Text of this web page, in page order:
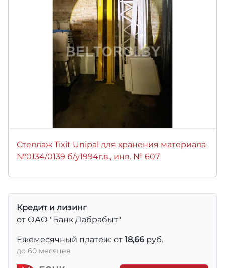
Стеллаж Tixit Unipal для хранения материала
№0134/0139 б/у1994г.в., инв. № 607
Кредит и лизинг
от ОАО "Банк Дабрабыт"
Ежемесячный платеж: от 18,66 руб.
до 60 месяцев